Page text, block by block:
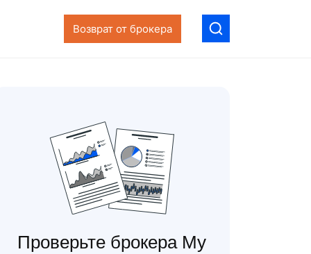
Возврат от брокера
Проверьте брокера My